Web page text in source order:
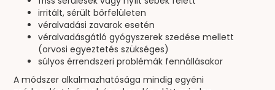
irritált, sérült bőrfelületen
véralvadási zavarok esetén
véralvadásgátló gyógyszerek szedése mellett
(orvosi egyeztetés szükséges)
súlyos érrendszeri problémák fennállásakor
A módszer alkalmazhatósága mindig egyéni